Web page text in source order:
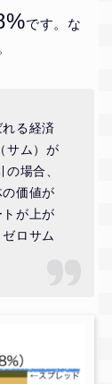
です。な
る経済
サム）が
場合、
価値が
トが上が
ロサム